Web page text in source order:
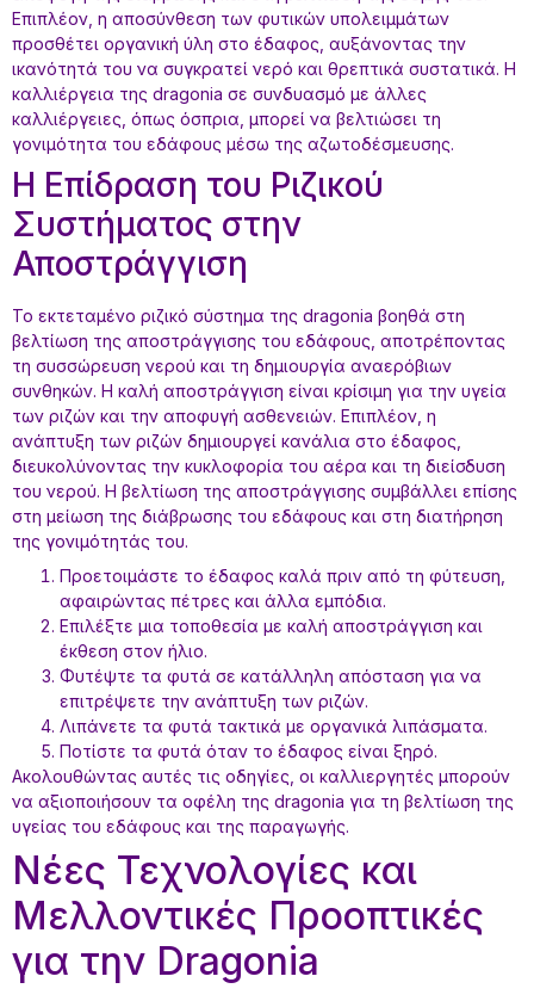
Επιπλέον, η αποσύνθεση των φυτικών υπολειμμάτων
προσθέτει οργανική ύλη στο έδαφος, αυξάνοντας την
ικανότητά του να συγκρατεί νερό και θρεπτικά συστατικά. Η
καλλιέργεια της dragonia σε συνδυασμό με άλλες
καλλιέργειες, όπως όσπρια, μπορεί να βελτιώσει τη
γονιμότητα του εδάφους μέσω της αζωτοδέσμευσης.
Η Επίδραση του Ριζικού
Συστήματος στην
Αποστράγγιση
Το εκτεταμένο ριζικό σύστημα της dragonia βοηθά στη
βελτίωση της αποστράγγισης του εδάφους, αποτρέποντας
τη συσσώρευση νερού και τη δημιουργία αναερόβιων
συνθηκών. Η καλή αποστράγγιση είναι κρίσιμη για την υγεία
των ριζών και την αποφυγή ασθενειών. Επιπλέον, η
ανάπτυξη των ριζών δημιουργεί κανάλια στο έδαφος,
διευκολύνοντας την κυκλοφορία του αέρα και τη διείσδυση
του νερού. Η βελτίωση της αποστράγγισης συμβάλλει επίσης
στη μείωση της διάβρωσης του εδάφους και στη διατήρηση
της γονιμότητάς του.
Προετοιμάστε το έδαφος καλά πριν από τη φύτευση,
αφαιρώντας πέτρες και άλλα εμπόδια.
Επιλέξτε μια τοποθεσία με καλή αποστράγγιση και
έκθεση στον ήλιο.
Φυτέψτε τα φυτά σε κατάλληλη απόσταση για να
επιτρέψετε την ανάπτυξη των ριζών.
Λιπάνετε τα φυτά τακτικά με οργανικά λιπάσματα.
Ποτίστε τα φυτά όταν το έδαφος είναι ξηρό.
Ακολουθώντας αυτές τις οδηγίες, οι καλλιεργητές μπορούν
να αξιοποιήσουν τα οφέλη της dragonia για τη βελτίωση της
υγείας του εδάφους και της παραγωγής.
Νέες Τεχνολογίες και
Μελλοντικές Προοπτικές
για την Dragonia